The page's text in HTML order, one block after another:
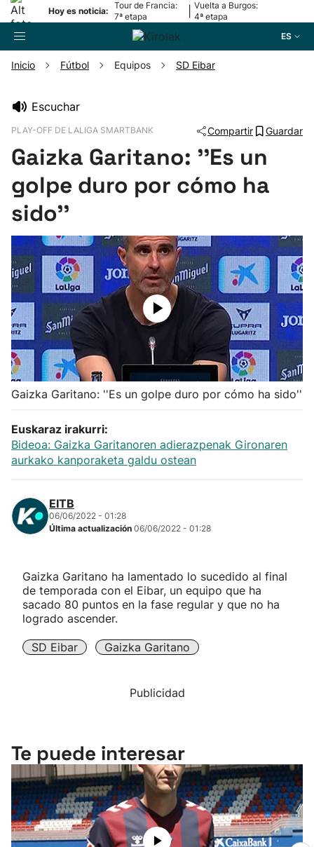
Hoy es noticia:
Tour de Francia:
7ª etapa
Vuelta a Burgos:
4ª etapa
ES
Pelota
Remo
Baloncesto
Ciclismo
Herri-kirolak
Balonmano
Kirolak 360
Atletismo
Más deportes
Inicio Fútbol Equipos SD Eibar
Escuchar
PLAY-OFF DE LALIGA SMARTBANK Compartir Guardar
Gaizka Garitano: ''Es un
golpe duro por cómo ha
sido''
Gaizka Garitano: ''Es un golpe duro por cómo ha sido''
Euskaraz irakurri:
Bideoa: Gaizka Garitanoren adierazpenak Gironaren
aurkako kanporaketa galdu ostean
EITB
06/06/2022 - 01:28
Última actualización 06/06/2022 - 01:28
Gaizka Garitano ha lamentado lo sucedido al final
de temporada con el Eibar, un equipo que ha
sacado 80 puntos en la fase regular y que no ha
logrado ascender.
SD Eibar Gaizka Garitano
Publicidad
Te puede interesar